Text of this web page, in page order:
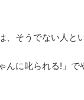
、そうでない人と
に叱られる!」で